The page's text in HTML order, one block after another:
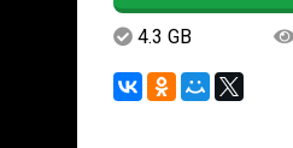
4.3 GB